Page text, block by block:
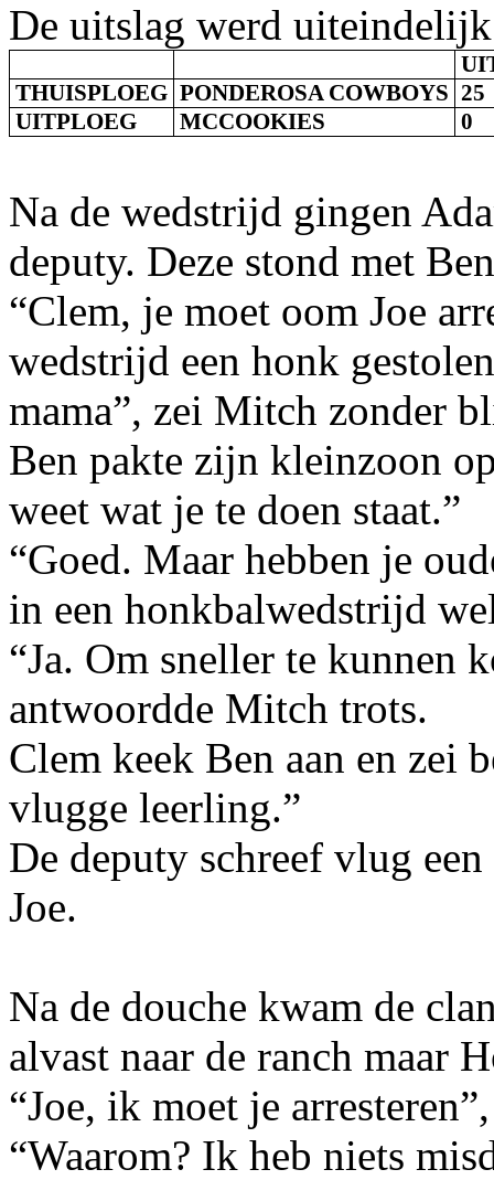
De uitslag werd
THUISPLOEG PONDEROSA COWBOYS 25
UITPLOEG
MCCOOKIES 0
Na de wedstrijd gingen
deputy. Deze stond met
“Clem, je moet oom Joe
wedstrijd een honk
mama”, zei Mitch zonder
Ben pakte zijn kleinzoon
weet wat je te doen staat.”
“Goed. Maar hebben je
in een honkbalwedstrijd
“Ja. Om sneller te kunnen
antwoordde Mitch trots.
Clem keek Ben aan en zei
vlugge leerling.”
De deputy schreef vlug
Joe.
Na de douche kwam de
alvast naar de ranch maar
“Joe, ik moet je
“Waarom? Ik heb niets